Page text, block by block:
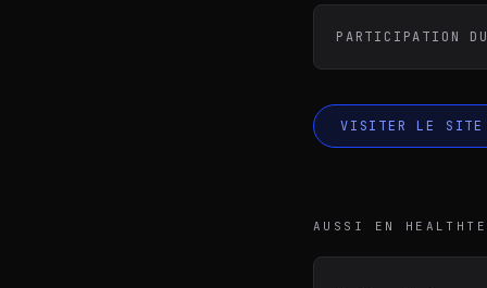
DIMA
CONSEIL M&A
PARTICIPATION
VISITER LE SITE
AUSSI EN